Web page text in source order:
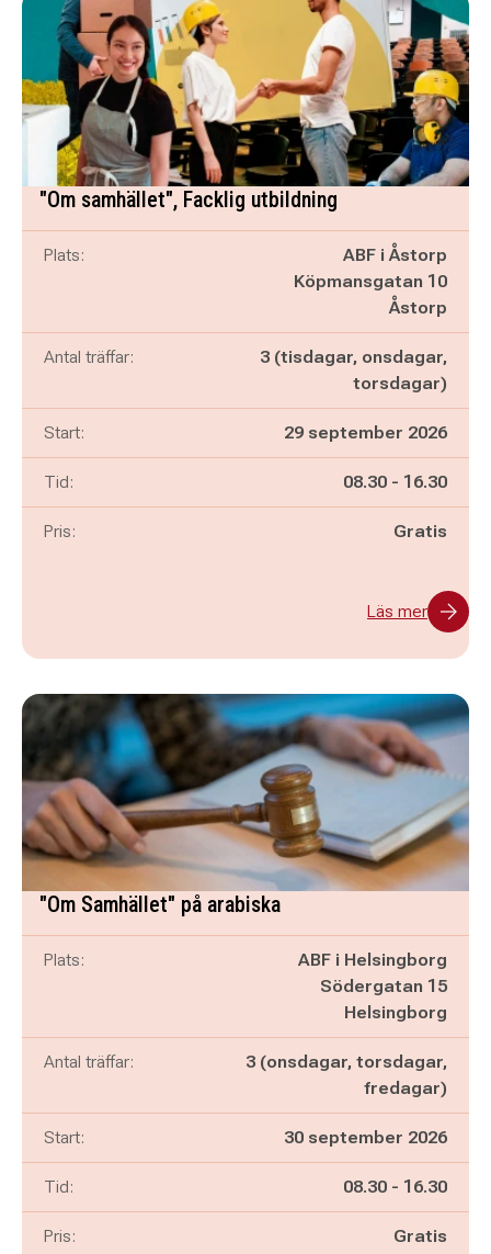
"Om samhället", Facklig utbildning
Plats:
ABF i Åstorp
Köpmansgatan 10
Åstorp
Antal träffar:
3 (tisdagar, onsdagar,
torsdagar)
Start: 29 september 2026
Tid: Pågår mellan
08.30 - och
16.30
Pris: Gratis
Läs mer
"Om Samhället" på arabiska
Plats:
ABF i Helsingborg
Södergatan 15
Helsingborg
Antal träffar:
3 (onsdagar, torsdagar,
fredagar)
Start: 30 september 2026
Tid: Pågår mellan
08.30 - och
16.30
Pris: Gratis